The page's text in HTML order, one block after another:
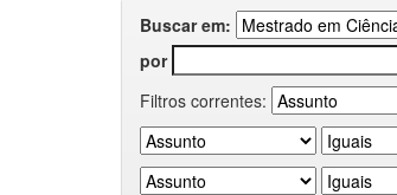
Buscar em:
por
Filtros correntes: